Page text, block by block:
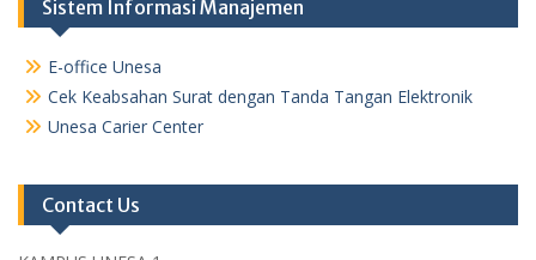
Sistem Informasi Manajemen
E-office Unesa
Cek Keabsahan Surat dengan Tanda Tangan Elektronik
Unesa Carier Center
Contact Us